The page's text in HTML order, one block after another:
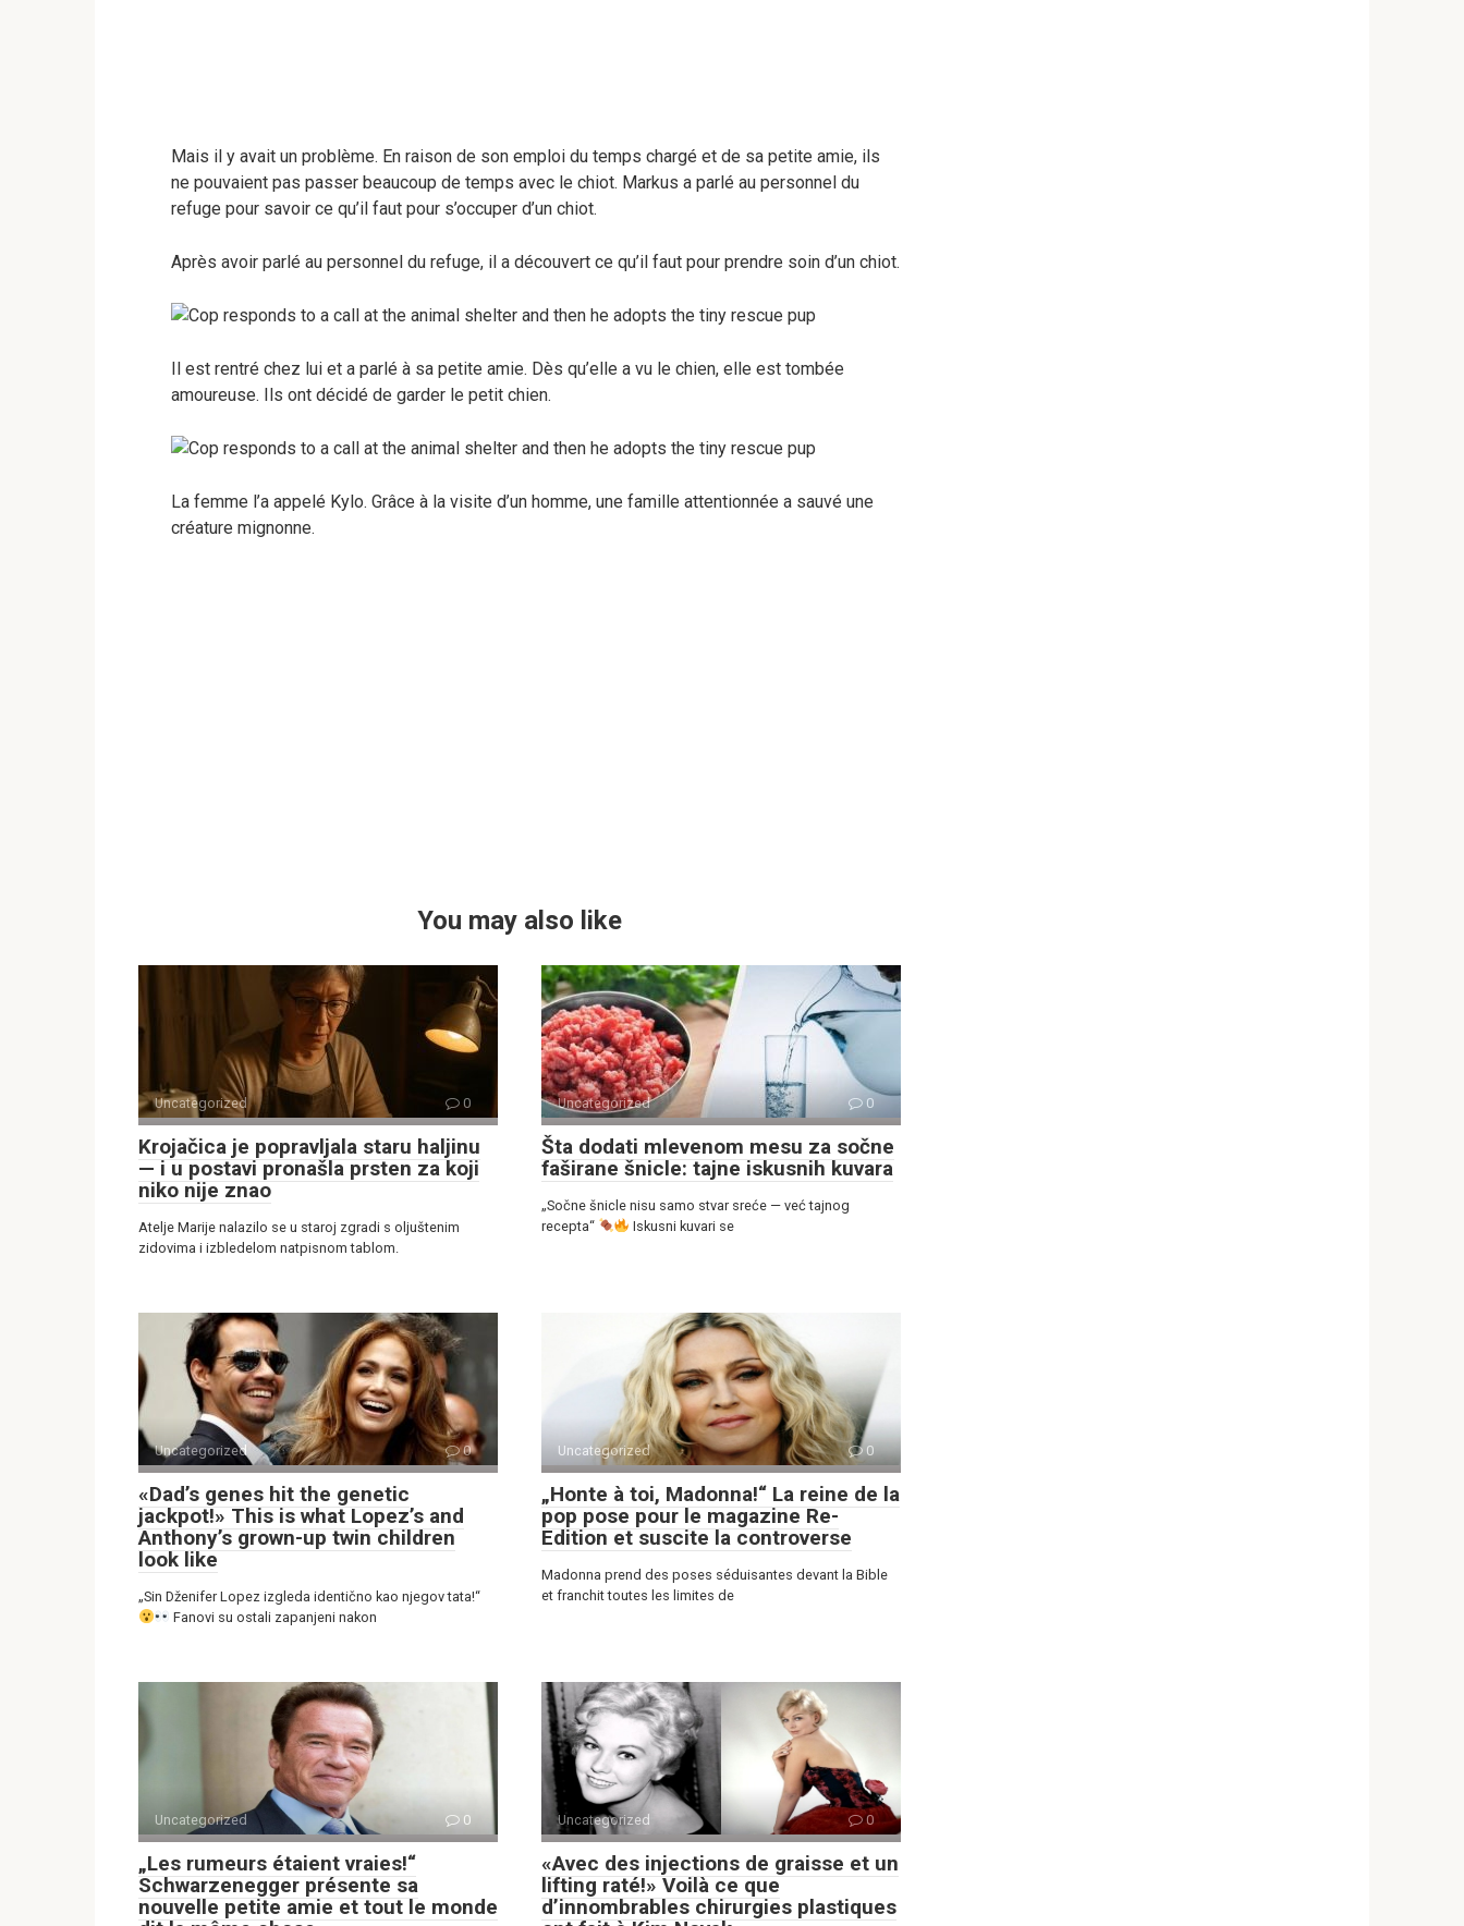
Mais il y avait un problème. En raison de son emploi du temps chargé et de sa petite amie, ils
ne pouvaient pas passer beaucoup de temps avec le chiot. Markus a parlé au personnel du
refuge pour savoir ce qu’il faut pour s’occuper d’un chiot.
Après avoir parlé au personnel du refuge, il a découvert ce qu’il faut pour prendre soin d’un chiot.
Il est rentré chez lui et a parlé à sa petite amie. Dès qu’elle a vu le chien, elle est tombée
amoureuse. Ils ont décidé de garder le petit chien.
La femme l’a appelé Kylo. Grâce à la visite d’un homme, une famille attentionnée a sauvé une
créature mignonne.
You may also like
Uncategorized 0
Krojačica je popravljala staru haljinu
— i u postavi pronašla prsten za koji
niko nije znao
Atelje Marije nalazilo se u staroj zgradi s oljuštenim
zidovima i izbledelom natpisnom tablom.
Uncategorized 0
Šta dodati mlevenom mesu za sočne
faširane šnicle: tajne iskusnih kuvara
„Sočne šnicle nisu samo stvar sreće — već tajnog
recepta“
Iskusni kuvari se
Uncategorized 0
«Dad’s genes hit the genetic
jackpot!» This is what Lopez’s and
Anthony’s grown-up twin children
look like
„Sin Dženifer Lopez izgleda identično kao njegov tata!“
Fanovi su ostali zapanjeni nakon
Uncategorized 0
„Honte à toi, Madonna!“ La reine de la
pop pose pour le magazine Re-
Edition et suscite la controverse
Madonna prend des poses séduisantes devant la Bible
et franchit toutes les limites de
Uncategorized 0
„Les rumeurs étaient vraies!“
Schwarzenegger présente sa
nouvelle petite amie et tout le monde
Uncategorized 0
«Avec des injections de graisse et un
lifting raté!» Voilà ce que
d’innombrables chirurgies plastiques